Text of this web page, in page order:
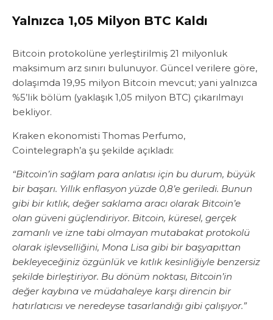
Yalnızca 1,05 Milyon BTC Kaldı
Bitcoin protokolüne yerleştirilmiş 21 milyonluk
maksimum arz sınırı bulunuyor. Güncel verilere göre,
dolaşımda 19,95 milyon Bitcoin mevcut; yani yalnızca
%5’lik bölüm (yaklaşık 1,05 milyon BTC) çıkarılmayı
bekliyor.
Kraken ekonomisti Thomas Perfumo,
Cointelegraph’a şu şekilde açıkladı:
“Bitcoin’in sağlam para anlatısı için bu durum, büyük
bir başarı. Yıllık enflasyon yüzde 0,8’e geriledi. Bunun
gibi bir kıtlık, değer saklama aracı olarak Bitcoin’e
olan güveni güçlendiriyor. Bitcoin, küresel, gerçek
zamanlı ve izne tabi olmayan mutabakat protokolü
olarak işlevselliğini, Mona Lisa gibi bir başyapıttan
bekleyeceğiniz özgünlük ve kıtlık kesinliğiyle benzersiz
şekilde birleştiriyor. Bu dönüm noktası, Bitcoin’in
değer kaybına ve müdahaleye karşı direncin bir
hatırlatıcısı ve neredeyse tasarlandığı gibi çalışıyor.”